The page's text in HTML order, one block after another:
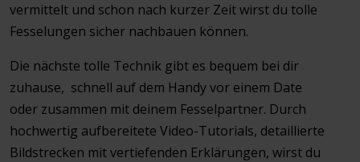
vermittelt und schon nach kurzer Zeit wirst du tolle
Fesselungen sicher nachbauen können.
Die nächste tolle Technik gibt es bequem bei dir
zuhause, schnell auf dem Handy vor einem Date
oder zusammen mit deinem Fesselpartner. Durch
hochwertig aufbereitete Video-Tutorials, detaillierte
Bildstrecken mit vertiefenden Erklärungen, wirst du